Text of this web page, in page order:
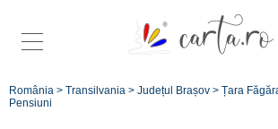
România > Transilvania > Județul Brașov > Țara
Pensiuni